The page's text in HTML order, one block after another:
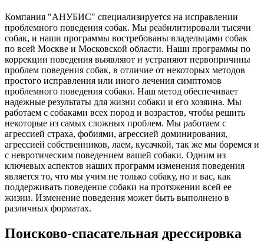
Компания "АНУБИС" специализируется на исправлении
проблемного поведения собак. Мы реабилитировали тысячи
собак, и наши программы востребованы владельцами собак
по всей Москве и Московской области. Наши программы по
коррекции поведения выявляют и устраняют первопричины
проблем поведения собак, в отличие от некоторых методов
простого исправления или иного лечения симптомов
проблемного поведения собаки. Наш метод обеспечивает
надежные результаты для жизни собаки и его хозяина. Мы
работаем с собаками всех пород и возрастов, чтобы решить
некоторые из самых сложных проблем. Мы работаем с
агрессией страха, фобиями, агрессией доминирования,
агрессией собственников, лаем, кусачкой, так же мы боремся и
с невротическим поведением вашей собаки. Одним из
ключевых аспектов наших программ изменения поведения
является то, что мы учим не только собаку, но и вас, как
поддерживать поведение собаки на протяжении всей ее
жизни. Изменение поведения может быть выполнено в
различных форматах.
Поисково-спасательная дрессировка